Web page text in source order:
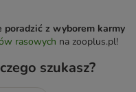
poradzić z wyborem karmy
rasowych na zooplus.pl!
szukasz?